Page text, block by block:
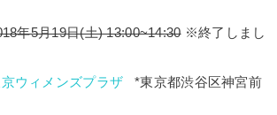
年5月19日(土) 13:00~14:30※終了しまし
ウィメンズプラザ *東京都渋谷区神宮前